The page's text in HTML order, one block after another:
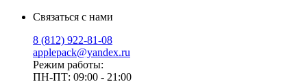
Связаться с нами
8 (812) 922-81-08
applepack@yandex.ru
Режим работы:
ПН-ПТ: 09:00 - 21:00